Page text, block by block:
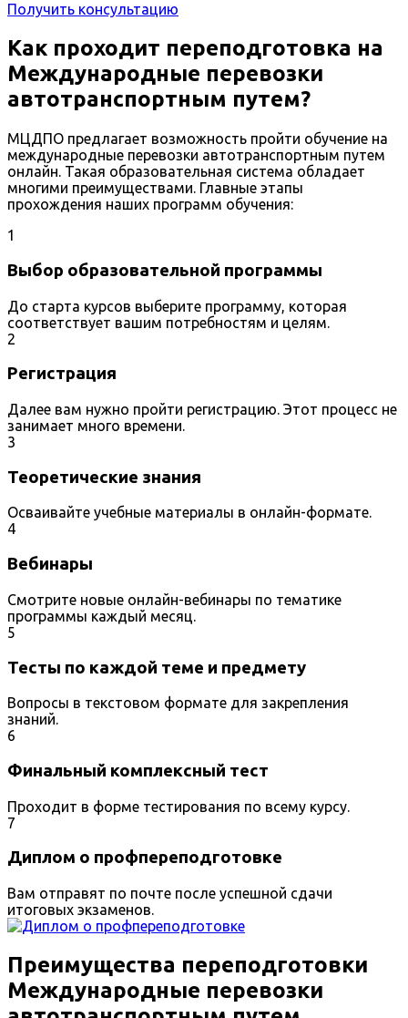
Получить консультацию
Как проходит переподготовка на
Международные перевозки
автотранспортным путем?
МЦДПО предлагает возможность пройти обучение на
международные перевозки автотранспортным путем
онлайн. Такая образовательная система обладает
многими преимуществами. Главные этапы
прохождения наших программ обучения:
1
Выбор образовательной программы
До старта курсов выберите программу, которая
соответствует вашим потребностям и целям.
2
Регистрация
Далее вам нужно пройти регистрацию. Этот процесс не
занимает много времени.
3
Теоретические знания
Осваивайте учебные материалы в онлайн-формате.
4
Вебинары
Смотрите новые онлайн-вебинары по тематике
программы каждый месяц.
5
Тесты по каждой теме и предмету
Вопросы в текстовом формате для закрепления
знаний.
6
Финальный комплексный тест
Проходит в форме тестирования по всему курсу.
7
Диплом о профпереподготовке
Вам отправят по почте после успешной сдачи
итоговых экзаменов.
Преимущества переподготовки
Международные перевозки